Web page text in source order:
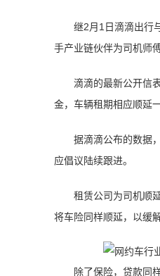
继2月1日滴滴出行
手产业链伙伴为司机师
滴滴的最新公开信
金，车辆租期相应顺延一
据滴滴公布的数据
应倡议陆续跟进。
租赁公司为司机顺
将车险同样顺延，以缓
除了保险，贷款同